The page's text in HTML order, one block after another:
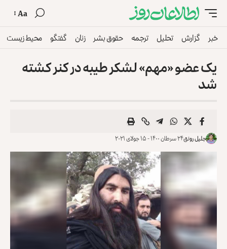
Aa
خبر گزارش تحلیل ترجمه حقوق بشر زنان گفتگو محیط زیست
یک عضو «مهم» لشکر طیبه در کنر کشته
شد
جلیل رونق۲۴ سرطان ۱۴۰۰ - ۱۵ جولای ۲۰۲۱